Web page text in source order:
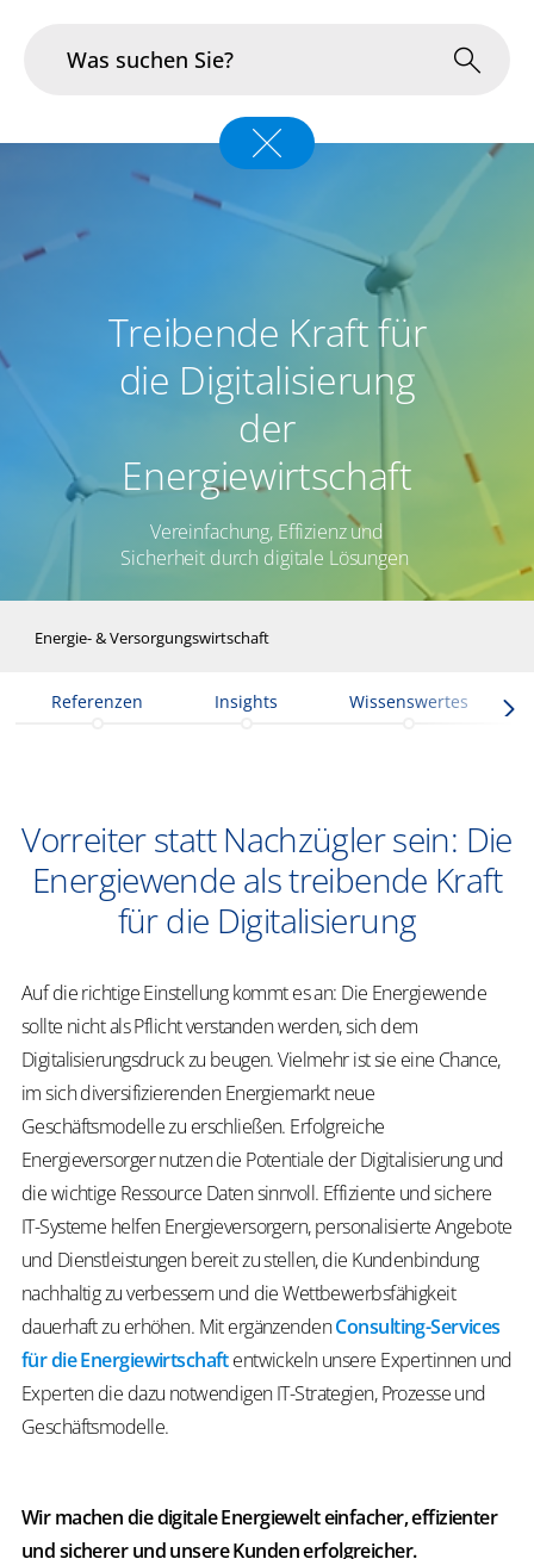
Infrastruktur & Betrieb
Karriere
Treibende Kraft für
die Digitalisierung
der
Energiewirtschaft
Vereinfachung, Effizienz und
Sicherheit durch digitale Lösungen
Energie- & Versorgungswirtschaft
Referenzen Insights Wissenswertes
Vorreiter statt Nachzügler sein: Die
Energiewende als treibende Kraft
für die Digitalisierung
Auf die richtige Einstellung kommt es an: Die Energiewende
sollte nicht als Pflicht verstanden werden, sich dem
Digitalisierungsdruck zu beugen. Vielmehr ist sie eine Chance,
im sich diversifizierenden Energiemarkt neue
Geschäftsmodelle zu erschließen. Erfolgreiche
Energieversorger nutzen die Potentiale der Digitalisierung und
die wichtige Ressource Daten sinnvoll. Effiziente und sichere
IT-Systeme helfen Energieversorgern, personalisierte Angebote
und Dienstleistungen bereit zu stellen, die Kundenbindung
nachhaltig zu verbessern und die Wettbewerbsfähigkeit
dauerhaft zu erhöhen. Mit ergänzendenConsulting-Services
für die Energiewirtschaftentwickeln unsere Expertinnen und
Experten die dazu notwendigen IT-Strategien, Prozesse und
Geschäftsmodelle.
Wir machen die digitale Energiewelt einfacher, effizienter
und sicherer und unsere Kunden erfolgreicher.